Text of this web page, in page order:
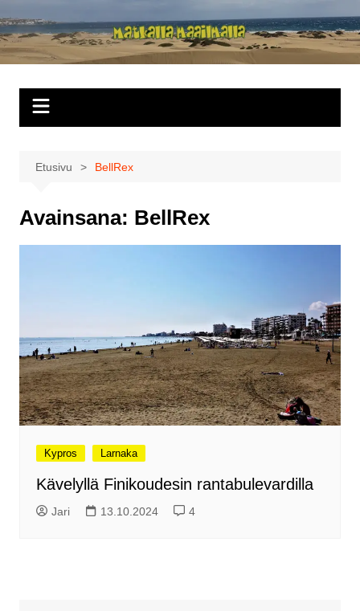
sisältöön
Matkalla
maailmalla
Etusivu BellRex
Avainsana: BellRex
Kypros Larnaka
Kävelyllä Finikoudesin rantabulevardilla
Jari 13.10.2024 4